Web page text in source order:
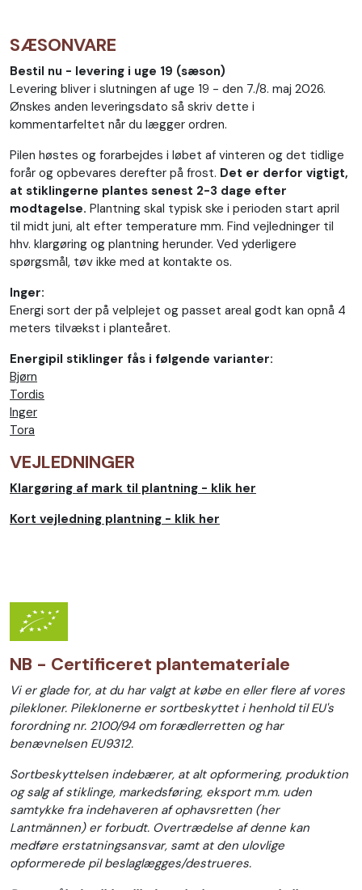
SÆSONVARE
Bestil nu - levering i uge 19 (sæson)
Levering bliver i slutningen af uge 19 - den 7./8. maj 2026.
Ønskes anden leveringsdato så skriv dette i
kommentarfeltet når du lægger ordren.
Pilen høstes og forarbejdes i løbet af vinteren og det tidlige
forår og opbevares derefter på frost. Det er derfor vigtigt,
at stiklingerne plantes senest 2-3 dage efter
modtagelse. Plantning skal typisk ske i perioden start april
til midt juni, alt efter temperature mm. Find vejledninger til
hhv. klargøring og plantning herunder. Ved yderligere
spørgsmål, tøv ikke med at kontakte os.
Inger:
Energi sort der på velplejet og passet areal godt kan opnå 4
meters tilvækst i planteåret.
Energipil stiklinger fås i følgende varianter:
Bjørn
Tordis
Inger
Tora
VEJLEDNINGER
Klargøring af mark til plantning - klik her
Kort vejledning plantning - klik her
NB - Certificeret plantemateriale
Vi er glade for, at du har valgt at købe en eller flere af vores
pilekloner. Pileklonerne er sortbeskyttet i henhold til EU's
forordning nr. 2100/94 om forædlerretten og har
benævnelsen EU9312.
Sortbeskyttelsen indebærer, at alt opformering, produktion
og salg af stiklinge, markedsføring, eksport m.m. uden
samtykke fra indehaveren af ophavsretten (her
Lantmännen) er forbudt. Overtrædelse af denne kan
medføre erstatningsansvar, samt at den ulovlige
opformerede pil beslaglægges/destrueres.